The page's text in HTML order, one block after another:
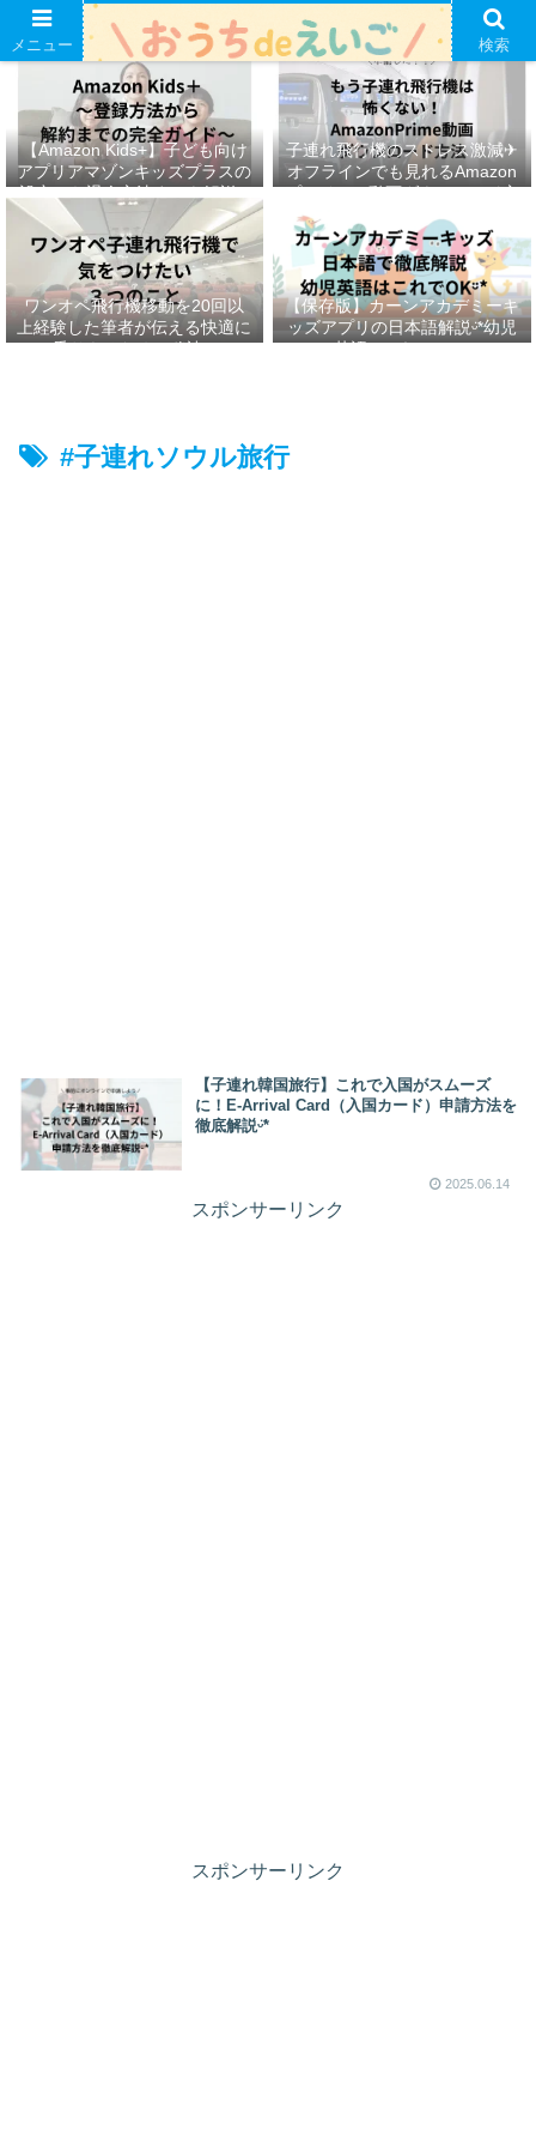
【Amazon Kids+】子ども向け
アプリアマゾンキッズプラスの
設定から退会方法までを解説ᵕ̈*
子連れ飛行機のストレス激減✈︎
オフラインでも見れるAmazon
プライムの動画ダウンロード方
ワンオペ飛行機移動を20回以
上経験した筆者が伝える快適に
乗りきるための秘訣ᵕ̈*
【保存版】カーンアカデミーキ
ッズアプリの日本語解説ᵕ̈*幼児
英語はこれでOKᵕ̈*
#子連れソウル旅行
【子連れ韓国旅行】これで入国がスムーズ
に！E-Arrival Card（入国カード）申請方法を
徹底解説ᵕ̈*
2025.06.14
スポンサーリンク
スポンサーリンク
メニュー 検索